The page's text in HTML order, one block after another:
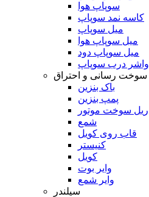
سوپاپ هوا
کاسه نمد سوپاپ
میل سوپاپ
میل سوپاپ هوا
میل سوپاپ دود
واشر درب سوپاپ
سوخت رسانی و احتراق
باک بنزین
پمپ بنزین
ریل سوخت موتور
شمع
قاب روی کویل
کنیستر
کویل
وایر بوت
وایر شمع
سیلندر